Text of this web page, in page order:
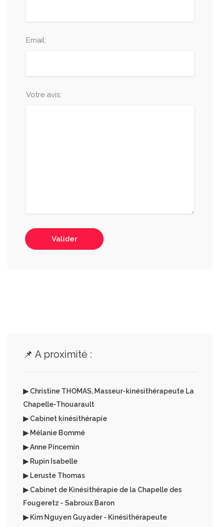
Email:
Votre avis:
Valider
📌 A proximité :
▶ Christine THOMAS, Masseur-kinésithérapeute La
Chapelle-Thouarault
▶ Cabinet kinésithérapie
▶ Mélanie Bommé
▶ Anne Pincemin
▶ Rupin Isabelle
▶ Leruste Thomas
▶ Cabinet de Kinésithérapie de la Chapelle des
Fougeretz - Sabroux Baron
▶ Kim Nguyen Guyader - Kinésithérapeute